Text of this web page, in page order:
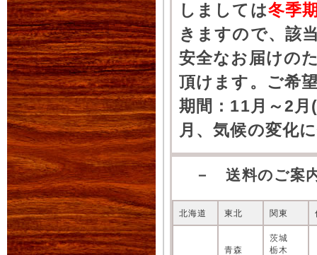
しましては冬季
きますので、該
安全なお届けの
頂けます。ご希
期間：11月～2
月、気候の変化
－ 送料のご案
北海道 東北 関東
青森
茨城
栃木